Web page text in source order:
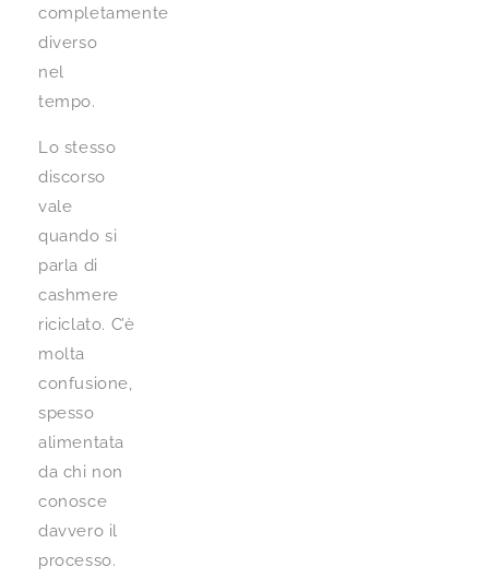
completamente
diverso
nel
tempo.
Lo stesso
discorso
vale
quando si
parla di
cashmere
riciclato. C’è
molta
confusione,
spesso
alimentata
da chi non
conosce
davvero il
processo.